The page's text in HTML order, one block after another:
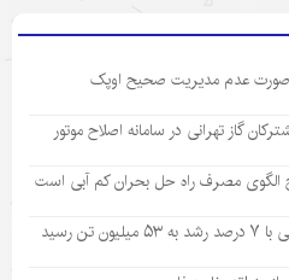
عدم مدیریت صحیح اوپک
الگوی مصرف راه حل بحران کم آبی است